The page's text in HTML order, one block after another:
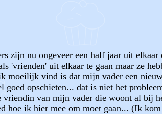
zijn nu ongeveer een half jaar uit
'vrienden' uit elkaar te gaan maar ze
moeilijk vind is dat mijn vader een
goed opschieten... dat is niet het
vriendin van mijn vader die woont al bij
hoe ik hier mee om moet gaan... (Ik